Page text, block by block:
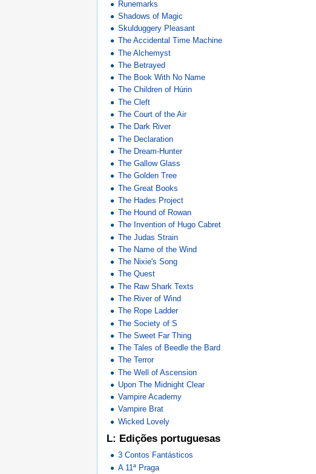
Runemarks
Shadows of Magic
Skulduggery Pleasant
The Accidental Time Machine
The Alchemyst
The Betrayed
The Book With No Name
The Children of Húrin
The Cleft
The Court of the Air
The Dark River
The Declaration
The Dream-Hunter
The Gallow Glass
The Golden Tree
The Great Books
The Hades Project
The Hound of Rowan
The Invention of Hugo Cabret
The Judas Strain
The Name of the Wind
The Nixie's Song
The Quest
The Raw Shark Texts
The River of Wind
The Rope Ladder
The Society of S
The Sweet Far Thing
The Tales of Beedle the Bard
The Terror
The Well of Ascension
Upon The Midnight Clear
Vampire Academy
Vampire Brat
Wicked Lovely
L: Edições portuguesas
3 Contos Fantásticos
A 11ª Praga